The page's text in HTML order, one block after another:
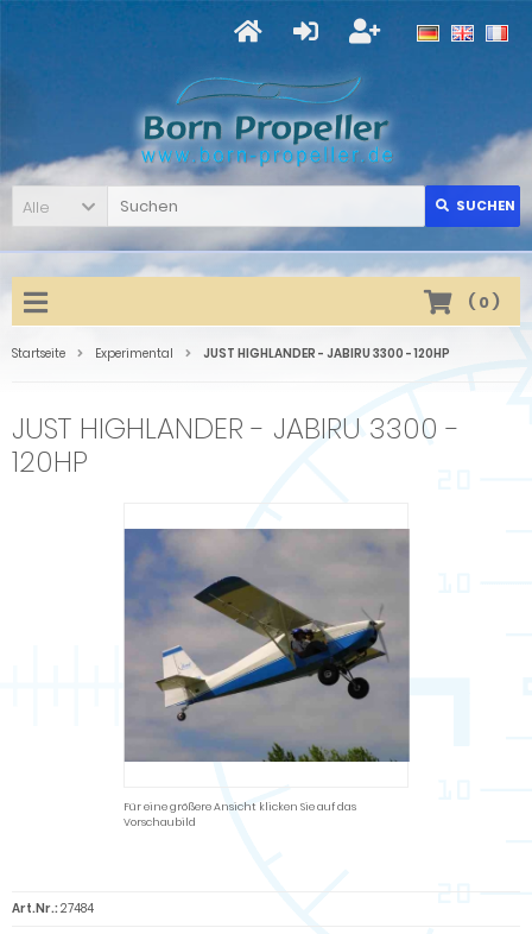
Alle SUCHEN
( 0)
Startseite Experimental JUST HIGHLANDER - JABIRU 3300 - 120HP
JUST HIGHLANDER - JABIRU 3300 -
120HP
Für eine größere Ansicht klicken Sie auf das
Vorschaubild
Art.Nr.: 27484